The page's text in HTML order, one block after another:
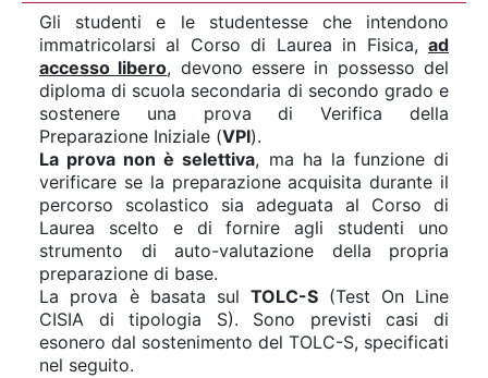
Gli studenti e le studentesse che intendono
immatricolarsi al Corso di Laurea in Fisica, ad
accesso libero, devono essere in possesso del
diploma di scuola secondaria di secondo grado e
sostenere una prova di Verifica della
Preparazione Iniziale (VPI).
La prova non è selettiva, ma ha la funzione di
verificare se la preparazione acquisita durante il
percorso scolastico sia adeguata al Corso di
Laurea scelto e di fornire agli studenti uno
strumento di auto-valutazione della propria
preparazione di base.
La prova è basata sulTOLC-S (Test On Line
CISIA di tipologia S). Sono previsti casi di
esonero dal sostenimento del TOLC-S, specificati
nel seguito.